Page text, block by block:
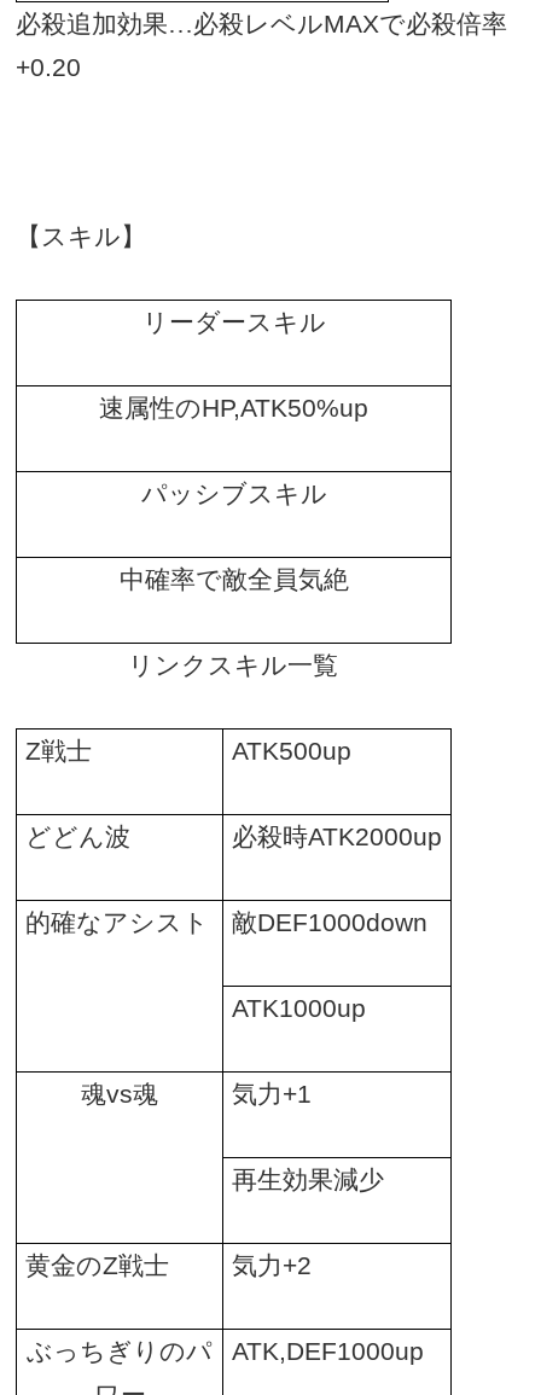
必殺追加効果…必殺レベルMAXで必殺倍率
+0.20
【スキル】
リーダースキル
速属性のHP,ATK50%up
パッシブスキル
中確率で敵全員気絶
リンクスキル一覧
Z戦士 ATK500up
どどん波 必殺時ATK2000up
的確なアシスト 敵DEF1000down
ATK1000up
魂vs魂 気力+1
再生効果減少
黄金のZ戦士 気力+2
ぶっちぎりのパ
ATK,DEF1000up